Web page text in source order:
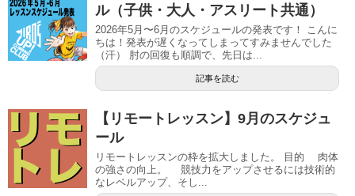
ル（子供・大人・アスリート共通）
2026年5月〜6月のスケジュールの発表です！ こんに
ちは！発表が遅くなってしまってすみませんでした
（汗） 肘の回復も順調で、先日は...
記事を読む
【リモートレッスン】9月のスケジュ
ール
リモートレッスンの枠を拡大しました。 目的 肉体
の強さの向上。 競技力をアップさせるには技術的
なレベルアップ、そし...